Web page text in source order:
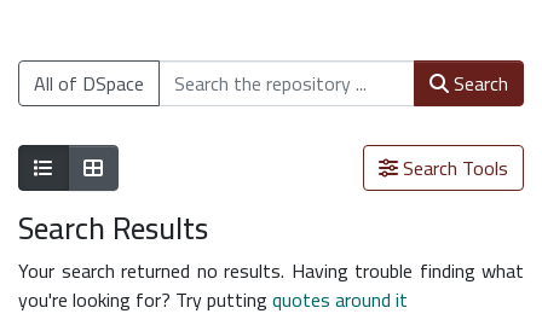
All of DSpace Search
Show as listShow as grid Search Tools
Search Results
Your search returned no results. Having trouble finding what
you're looking for? Try puttingquotes around it